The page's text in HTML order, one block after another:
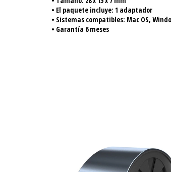
• El paquete incluye: 1 adaptador
• Sistemas compatibles: Mac OS,
• Garantía 6 meses